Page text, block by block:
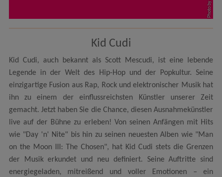
Kid Cudi
Kid Cudi, auch bekannt als Scott Mescudi, ist eine lebende
Legende in der Welt des Hip-Hop und der Popkultur. Seine
einzigartige Fusion aus Rap, Rock und elektronischer Musik hat
ihn zu einem der einflussreichsten Künstler unserer Zeit
gemacht. Jetzt haben Sie die Chance, diesen Ausnahmekünstler
live auf der Bühne zu erleben! Von seinen Anfängen mit Hits
wie "Day 'n' Nite" bis hin zu seinen neuesten Alben wie "Man
on the Moon III: The Chosen", hat Kid Cudi stets die Grenzen
der Musik erkundet und neu definiert. Seine Auftritte sind
energiegeladen, mitreißend und voller Emotionen – ein